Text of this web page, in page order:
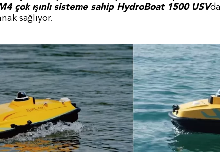
çok ışınlı sisteme sahip HydroBoat 1500 USV
sağlıyor.